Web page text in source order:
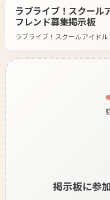
ラブライブ！スクール
フレンド募集掲示板
ラブライブ！スクールアイド
掲示板に参